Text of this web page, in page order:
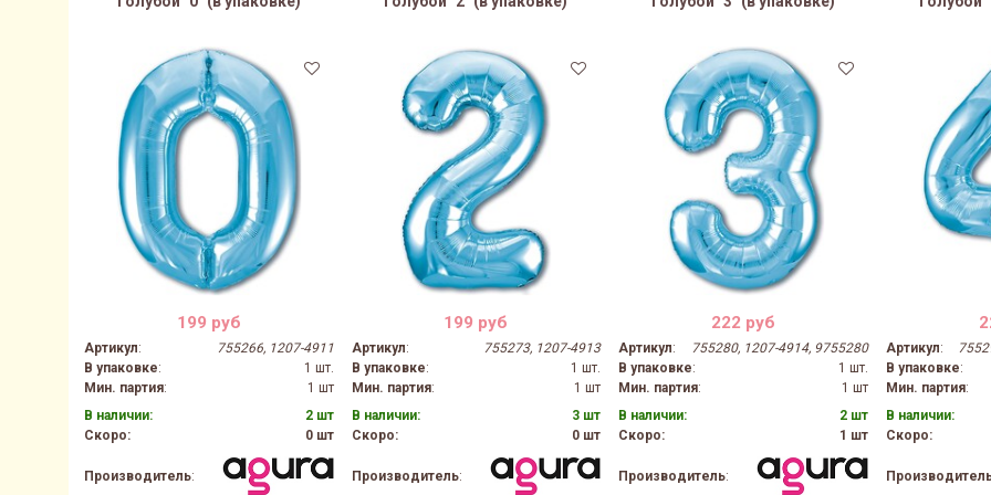
199 руб
Артикул:
755266, 1207-4911
В упаковке:
1 шт.
Мин. партия:
1 шт
В наличии:
2 шт
Скоро:
0 шт
Производитель:
199 руб
Артикул:
755273, 1207-4913
В упаковке:
1 шт.
Мин. партия:
1 шт
В наличии:
3 шт
Скоро:
0 шт
Производитель:
222 руб
Артикул:
755280, 1207-4914, 9755280
В упаковке:
1 шт.
Мин. партия:
1 шт
В наличии:
2 шт
Скоро:
1 шт
Производитель:
Артикул:
В упаковке:
Мин. партия:
В наличии:
Скоро: